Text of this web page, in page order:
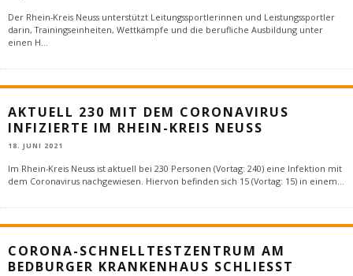
Der Rhein-Kreis Neuss unterstützt Leitungssportlerinnen und Leistungssportler
darin, Trainingseinheiten, Wettkämpfe und die berufliche Ausbildung unter
einen H
AKTUELL 230 MIT DEM CORONAVIRUS
INFIZIERTE IM RHEIN-KREIS NEUSS
18. JUNI 2021
Im Rhein-Kreis Neuss ist aktuell bei 230 Personen (Vortag: 240) eine Infektion mit
dem Coronavirus nachgewiesen. Hiervon befinden sich 15 (Vortag: 15) in einem
CORONA-SCHNELLTESTZENTRUM AM
BEDBURGER KRANKENHAUS SCHLIESST